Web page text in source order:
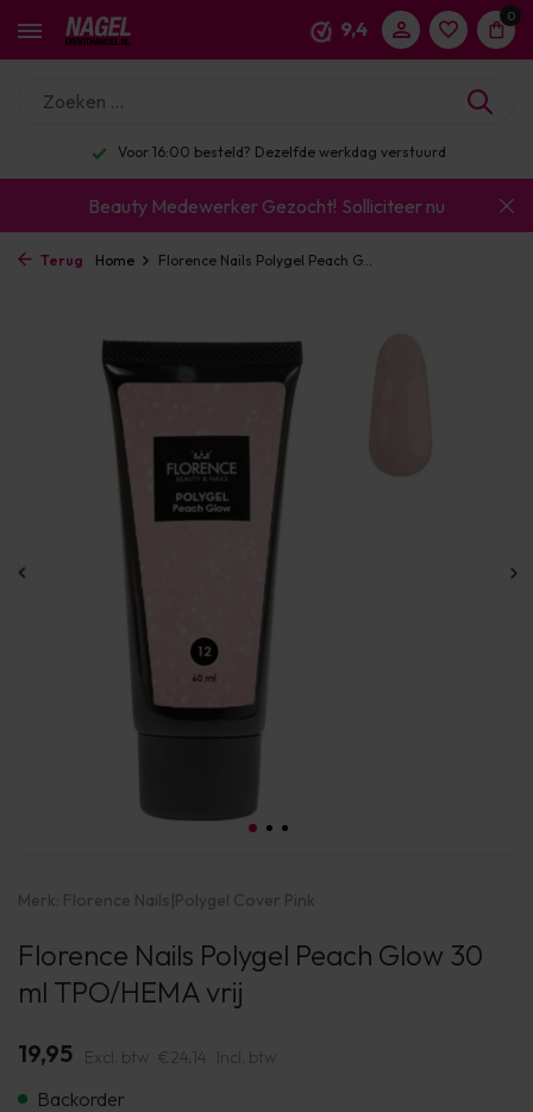
9,4
0
Voor 16:00 besteld? Dezelfde werkdag verstuurd
Beauty Medewerker Gezocht! Solliciteer nu
Terug Home Florence Nails Polygel Peach G...
Merk: Florence Nails|Polygel Cover Pink
Florence Nails Polygel Peach Glow 30
ml TPO/HEMA vrij
19,95 Excl. btw €24,14 Incl. btw
Backorder